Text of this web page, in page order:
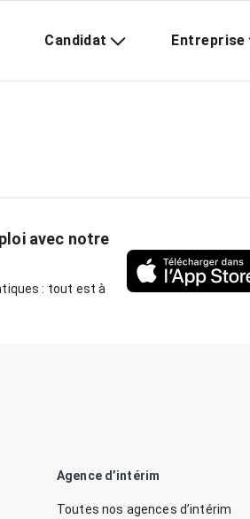
Candidat Entreprise
avec notre
: tout est à
Agence d’intérim
Toutes nos agences d’intérim